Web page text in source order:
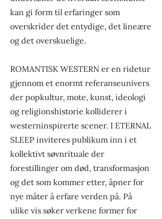
kan gi form til erfaringer som
overskrider det entydige, det lineære
og det overskuelige.
ROMANTISK WESTERN er en ridetur
gjennom et enormt referanseunivers
der popkultur, mote, kunst, ideologi
og religionshistorie kolliderer i
westerninspirerte scener. I ETERNAL
SLEEP inviteres publikum inn i et
kollektivt søvnrituale der
forestillinger om død, transformasjon
og det som kommer etter, åpner for
nye måter å erfare verden på. På
ulike vis søker verkene former for